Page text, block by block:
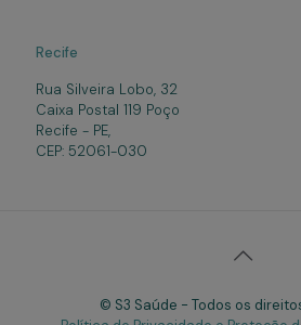
Recife
Rua Silveira Lobo, 32
Caixa Postal 119 Poço
Recife - PE,
CEP: 52061-030
© S3 Saúde - Todos os